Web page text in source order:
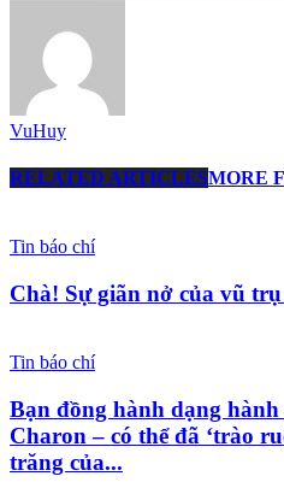
VuHuy
RELATED ARTICLESMORE
Tin báo chí
Chà! Sự giãn nở của vũ
Tin báo chí
Bạn đồng hành dạng
Charon – có thể đã ‘trào
trăng của...